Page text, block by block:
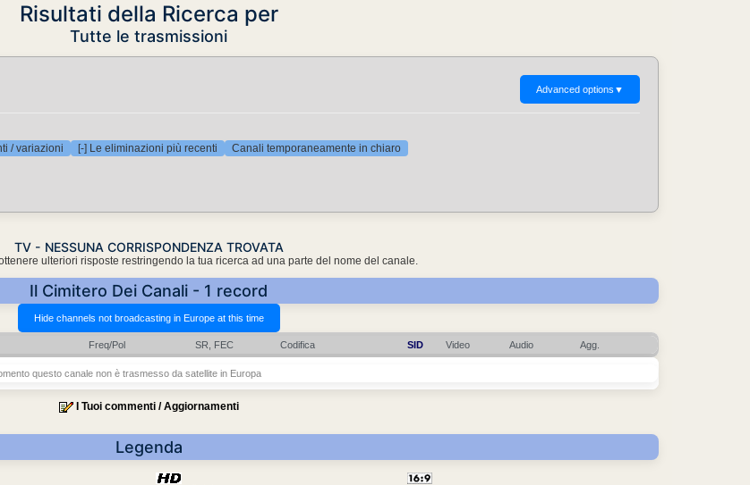
Risultati della Ricerca per
Tutte le trasmissioni
Advanced options ▼
/ variazioni [-] Le eliminazioni più recenti Canali temporaneamente in chiaro
TV - NESSUNA CORRISPONDENZA TROVATA
ulteriori risposte restringendo la tua ricerca ad una parte del nome del canale.
Il Cimitero Dei Canali - 1 record
Freq/Pol SR, FEC Codifica SID Video Audio Agg.
questo canale non è trasmesso da satellite in Europa
I Tuoi commenti / Aggiornamenti
Legenda